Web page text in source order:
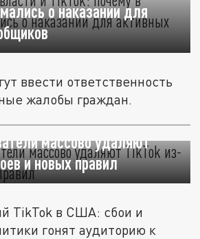
о наказании для
ввести ответственность
жалобы граждан.
массово удаляют
и новых правил
TikTok в США: сбои и
гонят аудиторию к